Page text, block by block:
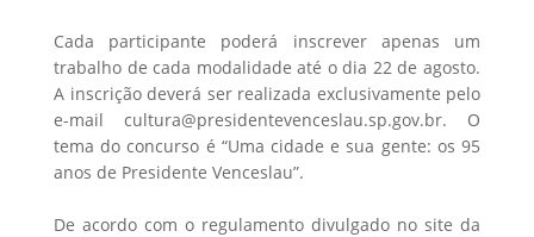
Cada participante poderá inscrever apenas um
trabalho de cada modalidade até o dia 22 de agosto.
A inscrição deverá ser realizada exclusivamente pelo
e-mail cultura@presidentevenceslau.sp.gov.br. O
tema do concurso é “Uma cidade e sua gente: os 95
anos de Presidente Venceslau”.
De acordo com o regulamento divulgado no site da